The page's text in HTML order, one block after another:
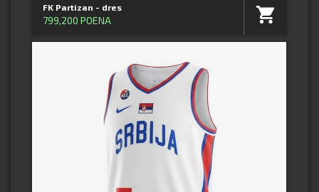
FK Partizan - dres
799,200 POENA